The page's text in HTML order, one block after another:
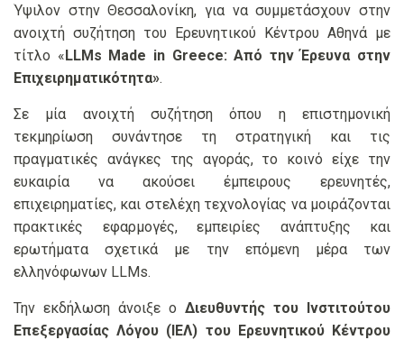
Ύψιλον στην Θεσσαλονίκη, για να συμμετάσχουν στην
ανοιχτή συζήτηση του Ερευνητικού Κέντρου Αθηνά με
τίτλο «LLMs Made in Greece: Από την Έρευνα στην
Επιχειρηματικότητα».
Σε μία ανοιχτή συζήτηση όπου η επιστημονική
τεκμηρίωση συνάντησε τη στρατηγική και τις
πραγματικές ανάγκες της αγοράς, το κοινό είχε την
ευκαιρία να ακούσει έμπειρους ερευνητές,
επιχειρηματίες, και στελέχη τεχνολογίας να μοιράζονται
πρακτικές εφαρμογές, εμπειρίες ανάπτυξης και
ερωτήματα σχετικά με την επόμενη μέρα των
ελληνόφωνων LLMs.
Την εκδήλωση άνοιξε ο Διευθυντής του Ινστιτούτου
Επεξεργασίας Λόγου (ΙΕΛ) του Ερευνητικού Κέντρου